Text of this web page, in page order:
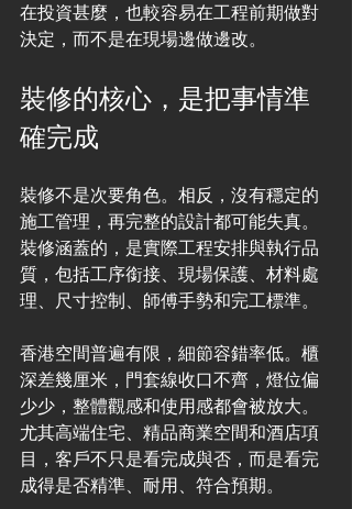
在投資甚麼，也較容易在工程前期做對
決定，而不是在現場邊做邊改。
裝修的核心，是把事情準
確完成
裝修不是次要角色。相反，沒有穩定的
施工管理，再完整的設計都可能失真。
裝修涵蓋的，是實際工程安排與執行品
質，包括工序銜接、現場保護、材料處
理、尺寸控制、師傅手勢和完工標準。
香港空間普遍有限，細節容錯率低。櫃
深差幾厘米，門套線收口不齊，燈位偏
少少，整體觀感和使用感都會被放大。
尤其高端住宅、精品商業空間和酒店項
目，客戶不只是看完成與否，而是看完
成得是否精準、耐用、符合預期。